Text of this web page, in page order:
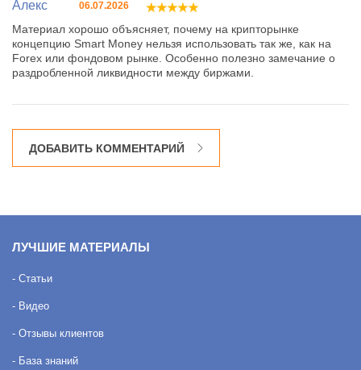
Алекс 06.07.2026
Материал хорошо объясняет, почему на крипторынке
концепцию Smart Money нельзя использовать так же, как на
Forex или фондовом рынке. Особенно полезно замечание о
раздробленной ликвидности между биржами.
ДОБАВИТЬ КОММЕНТАРИЙ
ЛУЧШИЕ МАТЕРИАЛЫ
- Статьи
- Видео
- Отзывы клиентов
- База знаний